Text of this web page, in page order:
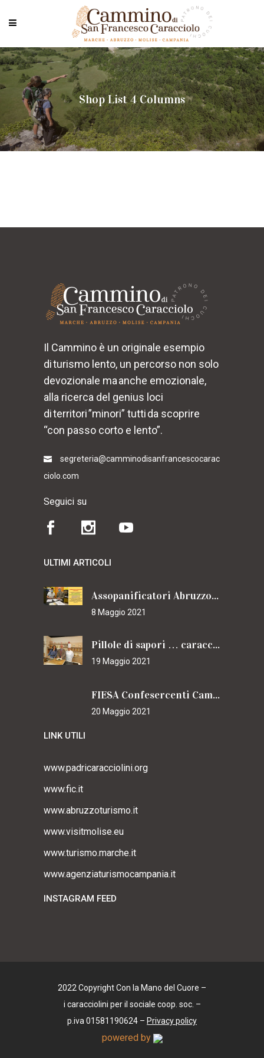
Shop List 4 Columns
Il Cammino è un originale esempio
di turismo lento, un percorso non solo
devozionale ma anche emozionale,
alla ricerca del genius loci
di territori ”minori” tutti da scoprire
“con passo corto e lento”.
segreteria@camminodisanfrancescocarac
ciolo.com
Seguici su
ULTIMI ARTICOLI
Assopanificatori Abruzzo e Molise insieme per il Cammino
8 Maggio 2021
Pillole di sapori … caracciolini
19 Maggio 2021
FIESA Confesercenti Campania per il Cammino
20 Maggio 2021
LINK UTILI
www.padricaracciolini.org
www.fic.it
www.abruzzoturismo.it
www.visitmolise.eu
www.turismo.marche.it
www.agenziaturismocampania.it
INSTAGRAM FEED
2022 Copyright Con la Mano del Cuore –
i caracciolini per il sociale coop. soc. –
p.iva 01581190624 – Privacy policy
powered by